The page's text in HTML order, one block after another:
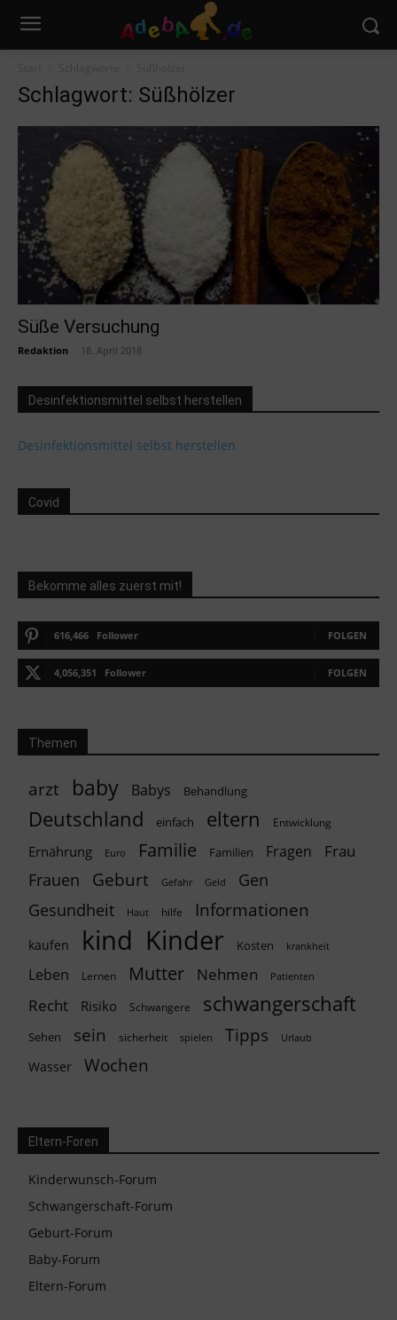
Schlagwort: Süßhölzer
Süße Versuchung
Redaktion 18. April 2018
Desinfektionsmittel selbst herstellen
Desinfektionsmittel selbst herstellen
Covid
Bekomme alles zuerst mit!
616,466 Follower FOLGEN
4,056,351 Follower FOLGEN
Themen
arzt baby Babys Behandlung
Deutschland einfach eltern Entwicklung
Ernährung Euro Familie Familien Fragen Frau
Frauen Geburt Gefahr Geld
Gen
Gesundheit
Haut hilfe Informationen
kaufen kind Kinder Kosten krankheit
Leben Lernen Mutter Nehmen Patienten
Recht Risiko Schwangere schwangerschaft
Sehen sein sicherheit spielen Tipps Urlaub
Wasser Wochen
Eltern-Foren
Kinderwunsch-Forum
Schwangerschaft-Forum
Geburt-Forum
Baby-Forum
Eltern-Forum